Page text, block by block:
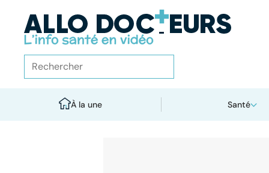
À la une Santé